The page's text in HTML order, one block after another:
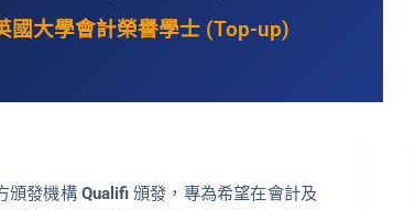
國大學會計榮譽學士 (Top-up)
頒發機構 Qualifi頒發，專為希望在會計及